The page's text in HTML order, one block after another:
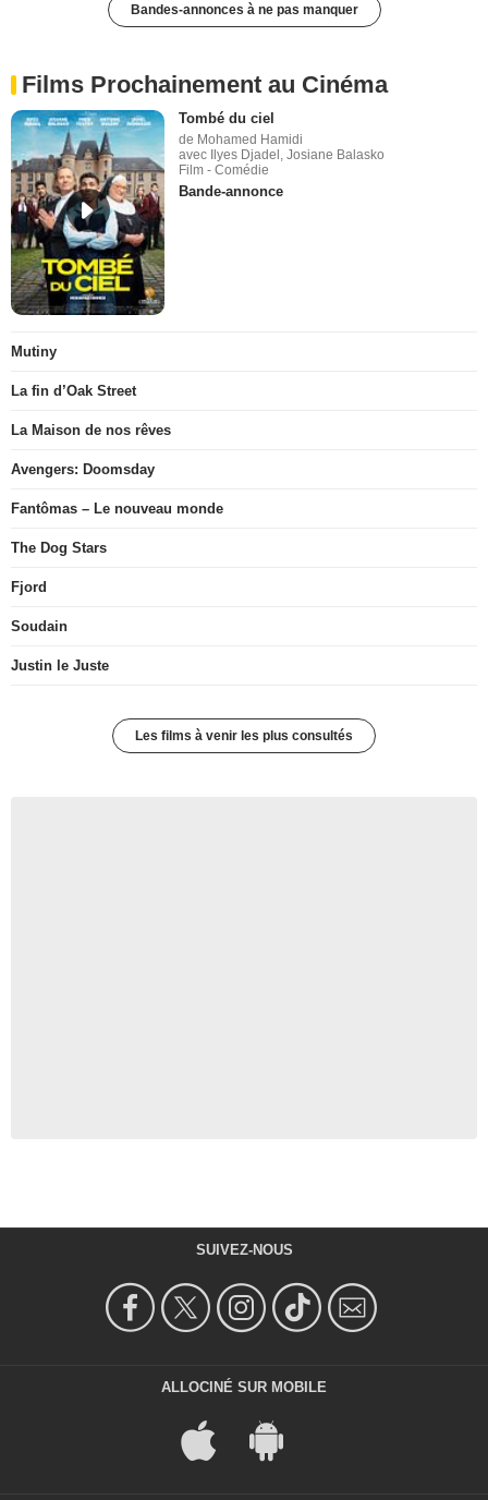
Bandes-annonces à ne pas manquer
Films Prochainement au Cinéma
Tombé du ciel
de Mohamed Hamidi
avec Ilyes Djadel, Josiane Balasko
Film - Comédie
Bande-annonce
Mutiny
La fin d’Oak Street
La Maison de nos rêves
Avengers: Doomsday
Fantômas – Le nouveau monde
The Dog Stars
Fjord
Soudain
Justin le Juste
Les films à venir les plus consultés
SUIVEZ-NOUS
ALLOCINÉ SUR MOBILE